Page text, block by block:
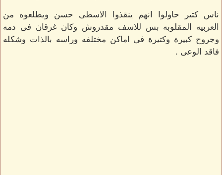
ناس كتير حاولوا انهم ينقذوا الاسطى حسن ويطلعوه من
العربيه المقلوبه بس للاسف مقدروش وكان غرقان فى دمه
وجروح كبيرة وكتيرة فى اماكن مختلفه وراسه بالذات وشكله
فاقد الوعى .